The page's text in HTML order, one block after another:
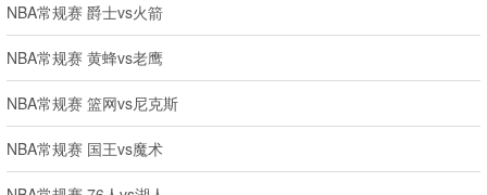
NBA常规赛 爵士vs火箭
NBA常规赛 黄蜂vs老鹰
NBA常规赛 篮网vs尼克斯
NBA常规赛 国王vs魔术